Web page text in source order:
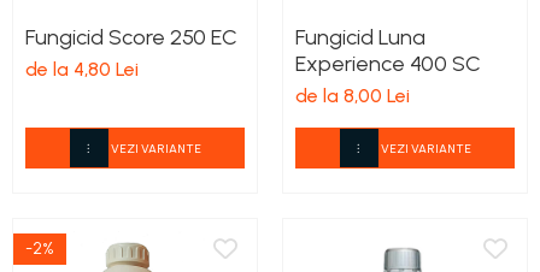
Fungicid Score 250 EC
de la 4,80 Lei
VEZI VARIANTE
Fungicid Luna
Experience 400 SC
de la 8,00 Lei
VEZI VARIANTE
-2%